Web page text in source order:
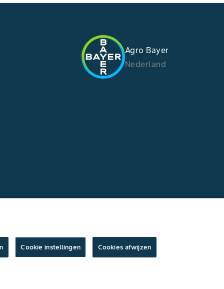
Agro Bayer
Nederland
Cookie instellingen Cookies afwijzen